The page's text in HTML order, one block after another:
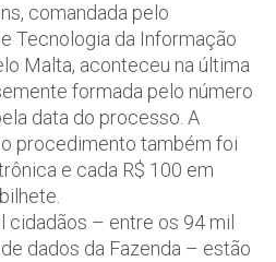
comandada pelo
Tecnologia da Informação
Malta, aconteceu na última
formada pelo número
data do processo. A
procedimento também foi
e cada R$ 100 em
cidadãos – entre os 94 mil
dados da Fazenda – estão